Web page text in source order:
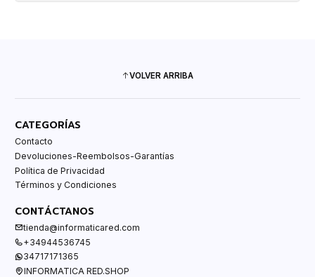
VOLVER ARRIBA
CATEGORÍAS
Contacto
Devoluciones-Reembolsos-Garantías
Política de Privacidad
Términos y Condiciones
CONTÁCTANOS
tienda@informaticared.com
+34944536745
34717171365
INFORMATICA RED.SHOP